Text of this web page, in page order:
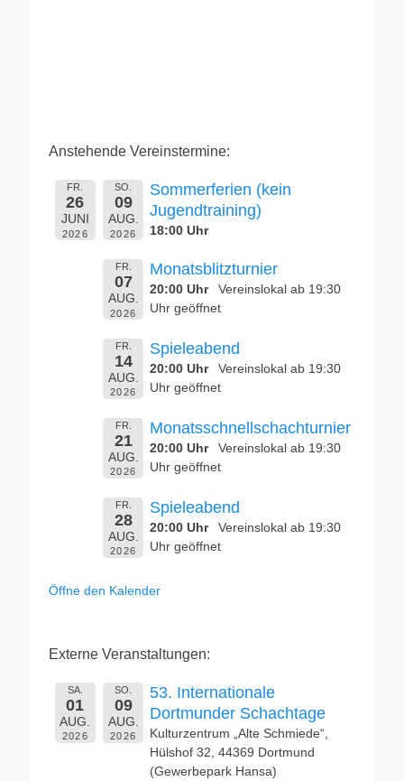
Anstehende Vereinstermine:
FR.
26
JUNI
2026
SO.
09
AUG.
2026
Sommerferien (kein
Jugendtraining)
18:00 Uhr
FR.
07
AUG.
2026
Monatsblitzturnier
20:00 Uhr
Vereinslokal ab 19:30
Uhr geöffnet
FR.
14
AUG.
2026
Spieleabend
20:00 Uhr
Vereinslokal ab 19:30
Uhr geöffnet
FR.
21
AUG.
2026
Monatsschnellschachturnier
20:00 Uhr
Vereinslokal ab 19:30
Uhr geöffnet
FR.
28
AUG.
2026
Spieleabend
20:00 Uhr
Vereinslokal ab 19:30
Uhr geöffnet
Öffne den Kalender
Externe Veranstaltungen:
SA.
01
AUG.
2026
SO.
09
AUG.
2026
53. Internationale
Dortmunder Schachtage
Kulturzentrum „Alte Schmiede“,
Hülshof 32, 44369 Dortmund
(Gewerbepark Hansa)